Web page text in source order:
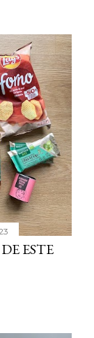
ESTE